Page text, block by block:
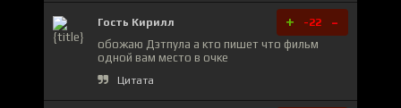
Гость Кирилл + -22 -
обожаю Дэтпула а кто пишет что фильм
одной вам место в очке
Цитата